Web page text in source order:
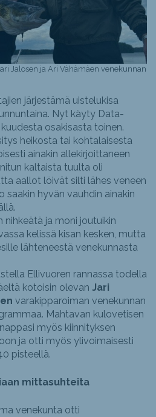
Jalosen ja Ari Vähämäen venekunnan
järjestämä uistelukisa
Nyt käyty Data-
osakisasta toinen.
heikosta tai kohtalaisesta
ainakin allekirjoittaneen
kaltaista tuulta oli
aallot löivät silti lähes veneen
saakin hyvän vauhdin ainakin
nihkeätä ja moni joutuikin
kelissä kisan kesken, mutta
lähteneestä venekunnasta
Ellivuoren rannassa todella
kotoisin olevan Jari
varakipparoiman venekunnan
Mahtavan kulovetisen
myös kiinnityksen
ja otti myös ylivoimaisesti
pisteellä.
mittasuhteita
venekunta otti